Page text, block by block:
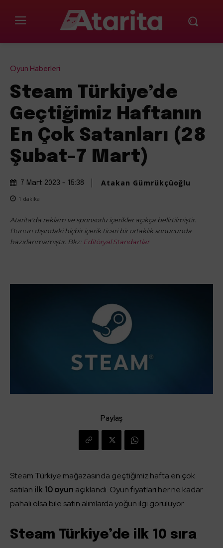
Oyun Haberleri
Steam Türkiye’de
Geçtiğimiz Haftanın
En Çok Satanları (28
Şubat-7 Mart)
7 Mart 2023 - 15:38 Atakan Gümrükçüoğlu
1 dakika
Atarita'da reklam ve sponsorlu içerikler açıkça belirtilmiştir.
Bunun dışındaki hiçbir içerik ticari bir ortaklık sonucunda
hazırlanmamıştır. Bkz: Editöryal Standartlar
Paylaş
Steam Türkiye mağazasında geçtiğimiz hafta en çok
satılan ilk 10 oyun açıklandı. Oyun fiyatları her ne kadar
pahalı olsa bile satın alımlarda yoğun ilgi görülüyor.
Steam Türkiye’de ilk 10 sıra